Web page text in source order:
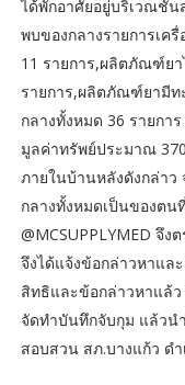
ได้พักอาศัยอยู่บริเวณชั้น
พบของกลางรายการเ
11 รายการ,ผลิตภัณฑ์ย
รายการ,ผลิตภัณฑ์ยามีท
กลางทั้งหมด 36 รายก
มูลค่าทรัพย์ประมาณ
ภายในบ้านหลังดังกล่าว
กลางทั้งหมดเป็นของตน
@MCSUPPLYMED จึ
จึงได้แจ้งข้อกล่าวหาแล
สิทธิและข้อกล่าวหาแล้ว
จัดทำบันทึกจับกุม แล้วน
สอบสวน สภ.บางแก้ว ด